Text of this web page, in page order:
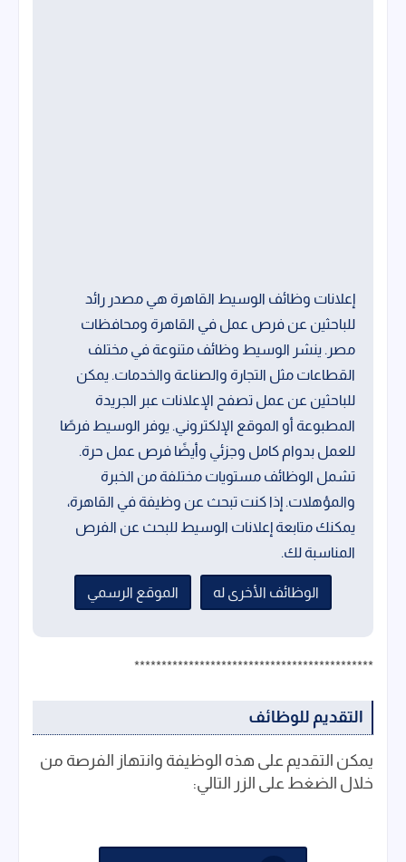
إعلانات وظائف الوسيط القاهرة هي مصدر رائد
للباحثين عن فرص عمل في القاهرة ومحافظات
مصر. ينشر الوسيط وظائف متنوعة في مختلف
القطاعات مثل التجارة والصناعة والخدمات. يمكن
للباحثين عن عمل تصفح الإعلانات عبر الجريدة
المطبوعة أو الموقع الإلكتروني. يوفر الوسيط فرصًا
للعمل بدوام كامل وجزئي وأيضًا فرص عمل حرة.
تشمل الوظائف مستويات مختلفة من الخبرة
والمؤهلات. إذا كنت تبحث عن وظيفة في القاهرة،
يمكنك متابعة إعلانات الوسيط للبحث عن الفرص
المناسبة لك.
الوظائف الأخرى له الموقع الرسمي
********************************************
التقديم للوظائف
يمكن التقديم على هذه الوظيفة وانتهاز الفرصة من
خلال الضغط على الزر التالي: